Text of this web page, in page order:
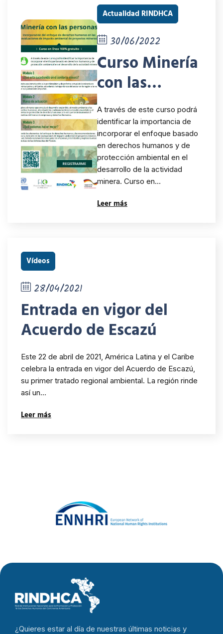
Actualidad RINDHCA
30/06/2022
Curso Minería
con las
personas
A través de este curso podrá
identificar la importancia de
incorporar el enfoque basado
en derechos humanos y de
protección ambiental en el
desarrollo de la actividad
minera. Curso en…
Leer más
Vídeos
28/04/2021
Entrada en vigor del
Acuerdo de Escazú
Este 22 de abril de 2021, América Latina y el Caribe
celebra la entrada en vigor del Acuerdo de Escazú,
su primer tratado regional ambiental. La región rinde
así un…
Leer más
¿Quieres estar al día de nuestras últimas noticias y